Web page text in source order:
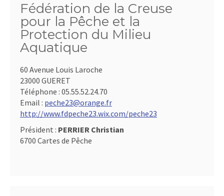
Fédération de la Creuse
pour la Pêche et la
Protection du Milieu
Aquatique
60 Avenue Louis Laroche
23000 GUERET
Téléphone : 05.55.52.24.70
Email : peche23@orange.fr
http://www.fdpeche23.wix.com/peche23
Président : PERRIER Christian
6700 Cartes de Pêche